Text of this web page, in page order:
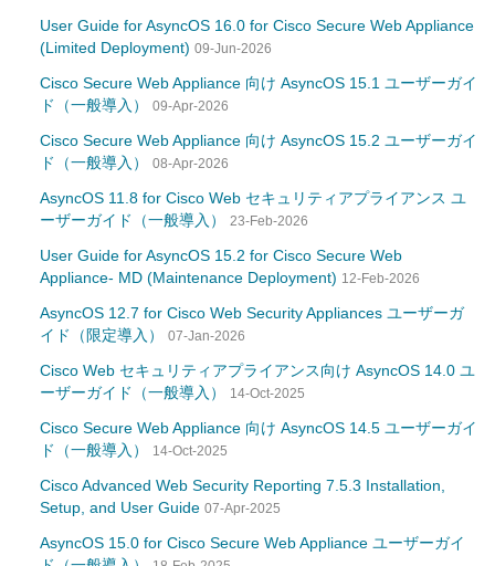
User Guide for AsyncOS 16.0 for Cisco Secure Web Appliance
(Limited Deployment) 09-Jun-2026
Cisco Secure Web Appliance 向け AsyncOS 15.1 ユーザーガイ
ド（一般導入） 09-Apr-2026
Cisco Secure Web Appliance 向け AsyncOS 15.2 ユーザーガイ
ド（一般導入） 08-Apr-2026
AsyncOS 11.8 for Cisco Web セキュリティアプライアンス ユ
ーザーガイド（一般導入） 23-Feb-2026
User Guide for AsyncOS 15.2 for Cisco Secure Web
Appliance- MD (Maintenance Deployment) 12-Feb-2026
AsyncOS 12.7 for Cisco Web Security Appliances ユーザーガ
イド（限定導入） 07-Jan-2026
Cisco Web セキュリティアプライアンス向け AsyncOS 14.0 ユ
ーザーガイド（一般導入）
14-Oct-2025
Cisco Secure Web Appliance 向け AsyncOS 14.5 ユーザーガイ
ド（一般導入）
14-Oct-2025
Cisco Advanced Web Security Reporting 7.5.3 Installation,
Setup, and User Guide 07-Apr-2025
AsyncOS 15.0 for Cisco Secure Web Appliance ユーザーガイ